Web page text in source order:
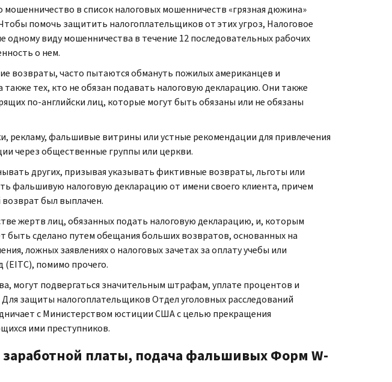
в список налоговых мошенничеств «грязная дюжина»
помочь защитить налогоплательщиков от этих угроз, Налоговое
одному виду мошенничества в течение 12 последовательных рабочих
о нем.
часто пытаются обмануть пожилых американцев и
тех, кто не обязан подавать налоговую декларацию. Они также
по-английски лиц, которые могут быть обязаны или не обязаны
рекламу, фальшивые витрины или устные рекомендации для привлечения
через общественные группы или церкви.
других, призывая указывать фиктивные возвраты, льготы или
фальшивую налоговую декларацию от имени своего клиента, причем
возврат был выплачен.
жертв лиц, обязанных подать налоговую декларацию, и, которым
быть сделано путем обещания больших возвратов, основанных на
ложных заявлениях о налоговых зачетах за оплату учебы или
(EITC), помимо прочего.
могут подвергаться значительным штрафам, уплате процентов и
защиты налогоплательщиков Отдел уголовных расследований
с Министерством юстиции США с целью прекращения
ими преступников.
платы, подача фальшивых Форм W-